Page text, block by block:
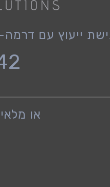
ייעוץ עם
או